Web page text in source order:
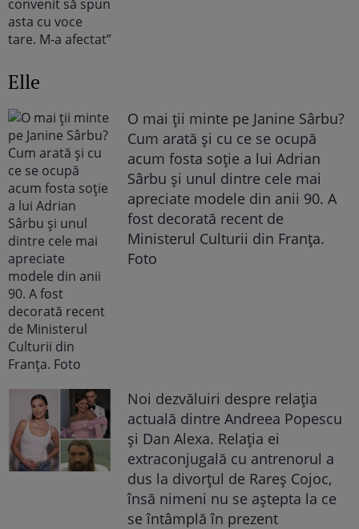
Elle
O mai ții minte pe Janine Sârbu?
Cum arată și cu ce se ocupă
acum fosta soție a lui Adrian
Sârbu și unul dintre cele mai
apreciate modele din anii 90. A
fost decorată recent de
Ministerul Culturii din Franța.
Foto
Noi dezvăluiri despre relația
actuală dintre Andreea Popescu
și Dan Alexa. Relația ei
extraconjugală cu antrenorul a
dus la divorțul de Rareș Cojoc,
însă nimeni nu se aștepta la ce
se întâmplă în prezent